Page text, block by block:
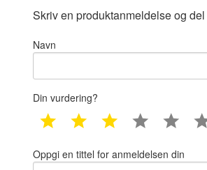
Skriv en produktanmeldelse og
Navn
Din vurdering?
1 star 2 star 3 star 4 star 5
Oppgi en tittel for anmeldelsen din